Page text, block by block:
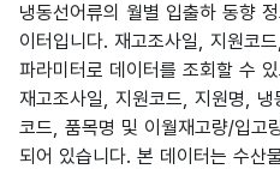
냉동선어류의 월별 입출하 동향
이터입니다. 재고조사일, 지원코
파라미터로 데이터를 조회할 수
재고조사일, 지원코드, 지원명,
코드, 품목명 및 이월재고량/입고
되어 있습니다. 본 데이터는 수산